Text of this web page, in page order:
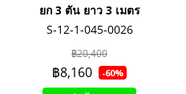
ยก 3 ตัน ยาว 3 เมตร
S-12-1-045-0026
฿20,400
฿8,160 -60%